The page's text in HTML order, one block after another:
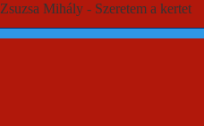
Zsuzsa Mihály - Szeretem a kertet